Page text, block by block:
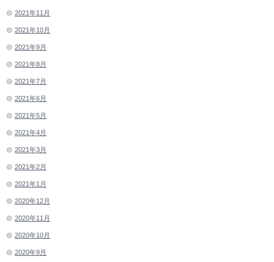
2021年11月
2021年10月
2021年9月
2021年8月
2021年7月
2021年6月
2021年5月
2021年4月
2021年3月
2021年2月
2021年1月
2020年12月
2020年11月
2020年10月
2020年9月